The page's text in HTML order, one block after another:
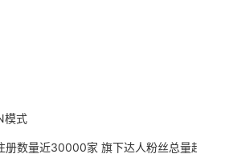
模式
册数量近30000家 旗下达人粉丝总量超500